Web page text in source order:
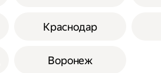
Краснодар
Воронеж